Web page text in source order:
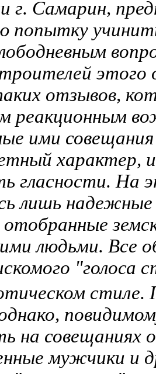
г. Самарин,
отзывов,
реакционным
ими
характер,
гласности. На
лишь
отобранные
людьми. Все
"голоса
на совещаниях
мужчики и